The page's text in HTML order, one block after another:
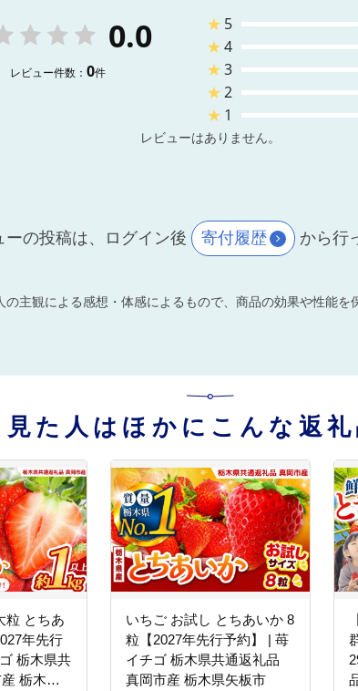
0.0
レビュー件数： 0件
★ 5
★4
★3
★2
★ 1
レビューはありません。
ーの投稿は、ログイン後 寄付履歴 から行
主観による感想・体感によるもので、商品の効果や性能を
た人はほかにこんな返礼
粒 とちあ
年先行
栃木県共
栃木県
いちご お試し とちあいか 8
粒【2027年先行予約】 | 苺
イチゴ 栃木県共通返礼品
真岡市産 栃木県矢板市